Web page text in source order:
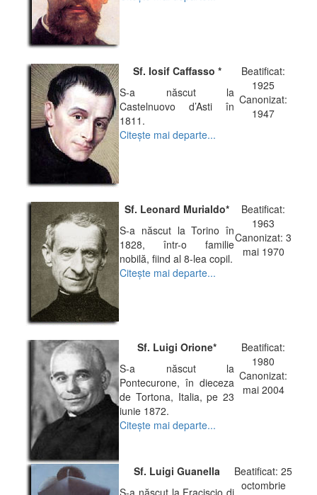
Sf. Iosif Caffasso *
S-a născut la
Castelnuovo d’Asti în
1811.
Citeşte mai departe...
Beatificat:
1925
Canonizat:
1947
Sf. Leonard Murialdo*
S-a născut la Torino în
1828, într-o familie
nobilă, fiind al 8-lea copil.
Citeşte mai departe...
Beatificat:
1963
Canonizat: 3
mai 1970
Sf. Luigi Orione*
S-a născut la
Pontecurone, în dieceza
de Tortona, Italia, pe 23
iunie 1872.
Citeşte mai departe...
Beatificat:
1980
Canonizat:
mai 2004
Sf. Luigi Guanella
S-a născut la Fraciscio di
Beatificat: 25
octombrie